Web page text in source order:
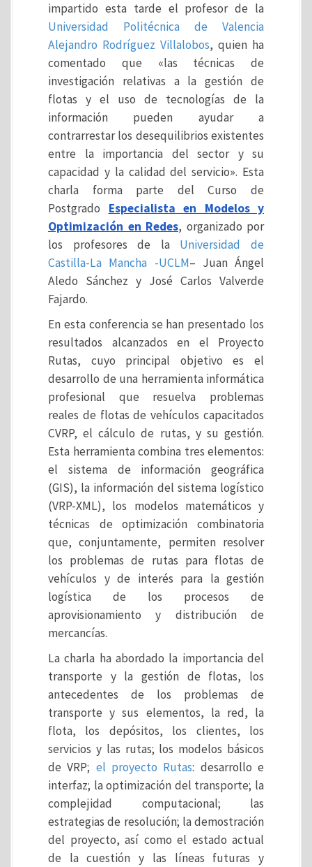
impartido esta tarde el profesor de la
Universidad Politécnica de Valencia
Alejandro Rodríguez Villalobos, quien ha
comentado que «las técnicas de
investigación relativas a la gestión de
flotas y el uso de tecnologías de la
información pueden ayudar a
contrarrestar los desequilibrios existentes
entre la importancia del sector y su
capacidad y la calidad del servicio». Esta
charla forma parte del Curso de
Postgrado Especialista en Modelos y
Optimización en Redes, organizado por
los profesores de la Universidad de
Castilla-La Mancha -UCLM– Juan Ángel
Aledo Sánchez y José Carlos Valverde
Fajardo.
En esta conferencia se han presentado los
resultados alcanzados en el Proyecto
Rutas, cuyo principal objetivo es el
desarrollo de una herramienta informática
profesional que resuelva problemas
reales de flotas de vehículos capacitados
CVRP, el cálculo de rutas, y su gestión.
Esta herramienta combina tres elementos:
el sistema de información geográfica
(GIS), la información del sistema logístico
(VRP-XML), los modelos matemáticos y
técnicas de optimización combinatoria
que, conjuntamente, permiten resolver
los problemas de rutas para flotas de
vehículos y de interés para la gestión
logística de los procesos de
aprovisionamiento y distribución de
mercancías.
La charla ha abordado la importancia del
transporte y la gestión de flotas, los
antecedentes de los problemas de
transporte y sus elementos, la red, la
flota, los depósitos, los clientes, los
servicios y las rutas; los modelos básicos
de VRP; el proyecto Rutas: desarrollo e
interfaz; la optimización del transporte; la
complejidad computacional; las
estrategias de resolución; la demostración
del proyecto, así como el estado actual
de la cuestión y las líneas futuras y